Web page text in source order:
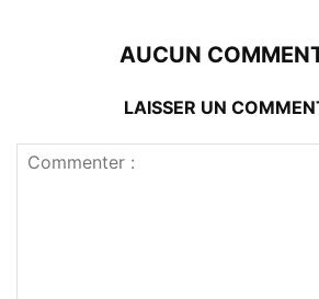
AUCUN
LAISSER UN